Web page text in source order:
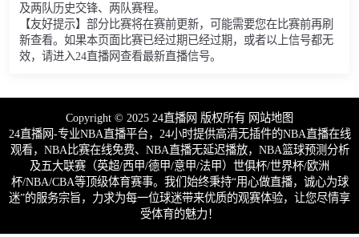
及两队历史交锋、两队赛程。
【友好提示】部分比赛将在赛前更新，可能需要您在比赛前再刷
新查看。如果本页面比赛已经过期已经过期，或者以上信号都无
效，请进入24直播网查看最新直播信号。
Copyright © 2025 24直播网 版权所有 网站地图
24直播网-专业NBA直播平台，24小时提供高清无插件的NBA直播在线
观看，NBA比赛在线免费、NBA直播无延迟播放，NBA篮球预测分析
及五大联赛（英超/西甲/德甲/意甲/法甲）世俱杯/世界杯/欧洲
杯/NBA/CBA等顶级体育赛事。我们始终秉持“用心做直播，诚心为球
迷”的服务宗旨，力求为每一位球迷带来优质的观赛体验，让您尽情享
受体育的魅力！